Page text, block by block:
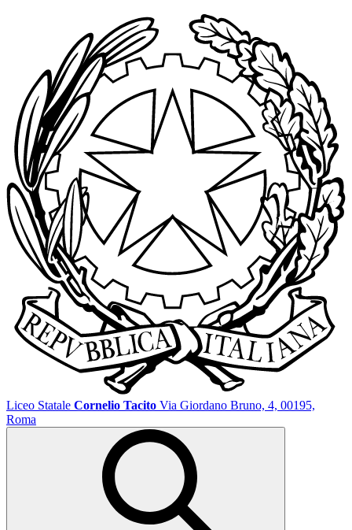
Liceo Statale Cornelio Tacito Via Giordano Bruno, 4, 00195,
Roma